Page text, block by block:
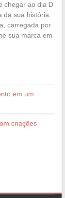
chegar ao dia D
sua história.
carregada por
sua marca em
em um
criações